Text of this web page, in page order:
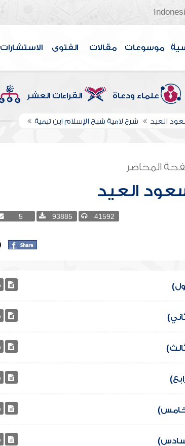
موسوعات مقالات الفتوى الاستشارات
علماء ودعاة القراءات العشر
العيد شرح لامية شيخ الإسلام ابن تيمية
المحاضر
العيد
41592
93885
5